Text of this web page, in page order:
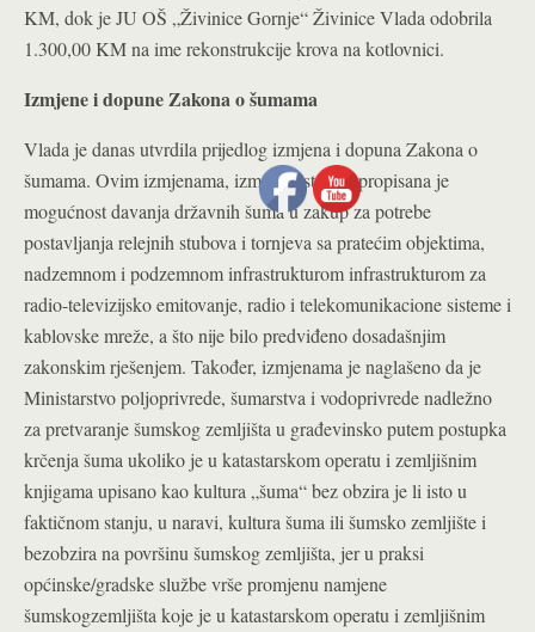
KM, dok je JU OŠ „Živinice Gornje“ Živinice Vlada odobrila
1.300,00 KM na ime rekonstrukcije krova na kotlovnici.
Izmjene i dopune Zakona o šumama
Vlada je danas utvrdila prijedlog izmjena i dopuna Zakona o
šumama. Ovim izmjenama, između ostalog propisana je
mogućnost davanja državnih šuma u zakup za potrebe
postavljanja relejnih stubova i tornjeva sa pratećim objektima,
nadzemnom i podzemnom infrastrukturom infrastrukturom za
radio-televizijsko emitovanje, radio i telekomunikacione sisteme i
kablovske mreže, a što nije bilo predviđeno dosadašnjim
zakonskim rješenjem. Također, izmjenama je naglašeno da je
Ministarstvo poljoprivrede, šumarstva i vodoprivrede nadležno
za pretvaranje šumskog zemljišta u građevinsko putem postupka
krčenja šuma ukoliko je u katastarskom operatu i zemljišnim
knjigama upisano kao kultura „šuma“ bez obzira je li isto u
faktičnom stanju, u naravi, kultura šuma ili šumsko zemljište i
bezobzira na površinu šumskog zemljišta, jer u praksi
općinske/gradske službe vrše promjenu namjene
šumskogzemljišta koje je u katastarskom operatu i zemljišnim